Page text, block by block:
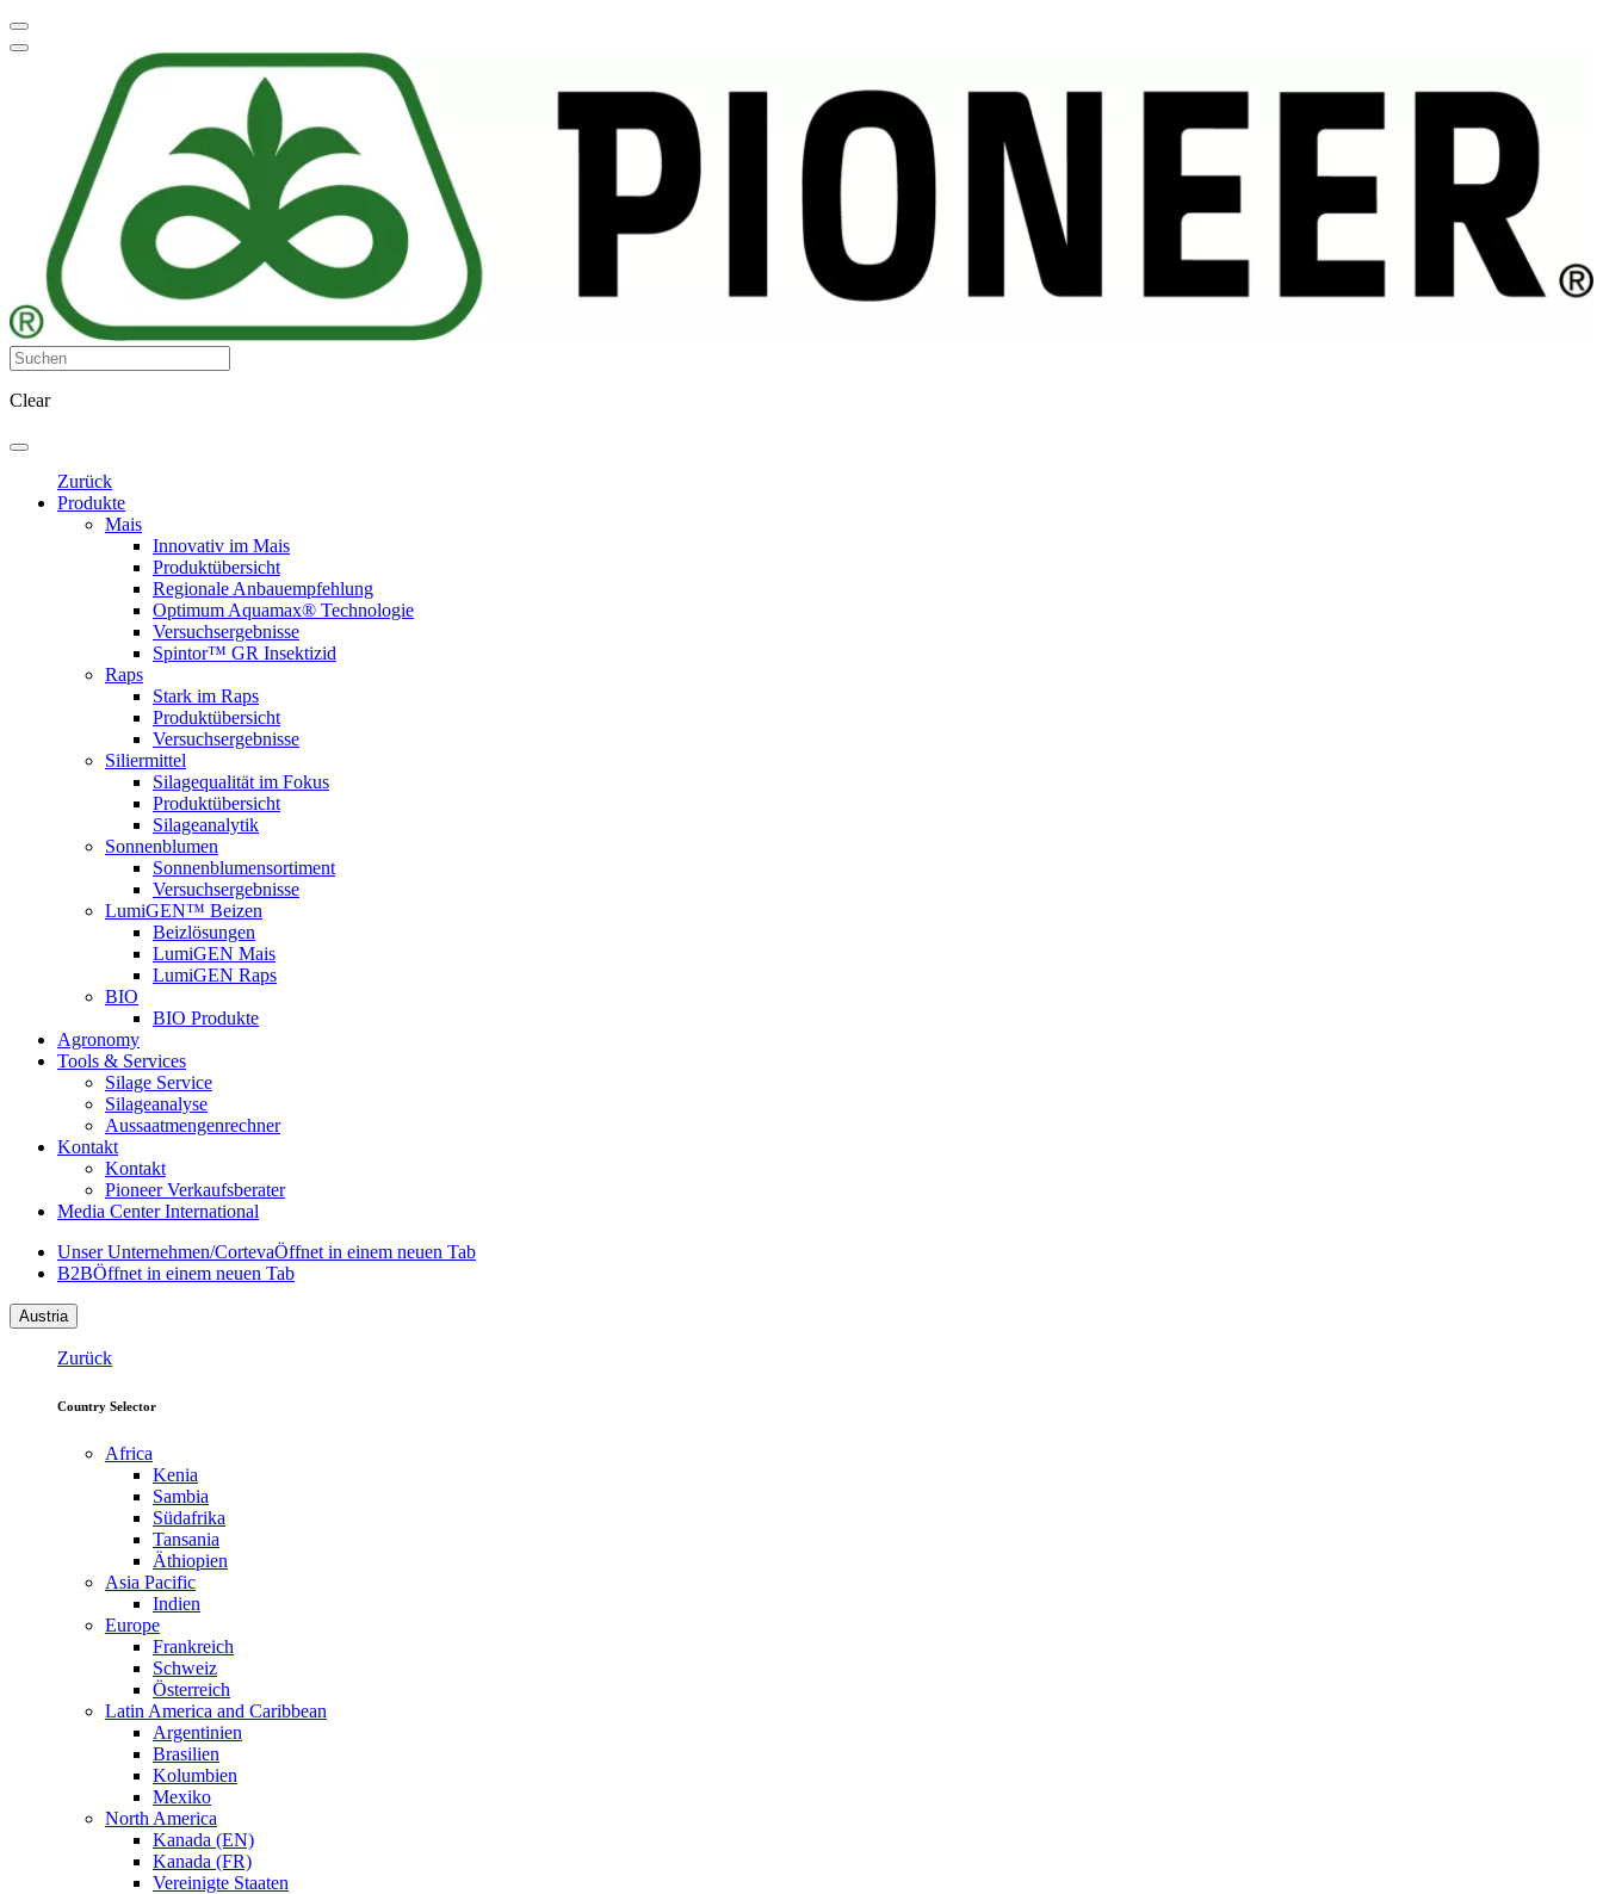
Clear
Zurück
Produkte
Mais
Innovativ im Mais
Produktübersicht
Regionale Anbauempfehlung
Optimum Aquamax® Technologie
Versuchsergebnisse
Spintor™ GR Insektizid
Raps
Stark im Raps
Produktübersicht
Versuchsergebnisse
Siliermittel
Silagequalität im Fokus
Produktübersicht
Silageanalytik
Sonnenblumen
Sonnenblumensortiment
Versuchsergebnisse
LumiGEN™ Beizen
Beizlösungen
LumiGEN Mais
LumiGEN Raps
BIO
BIO Produkte
Agronomy
Tools & Services
Silage Service
Silageanalyse
Aussaatmengenrechner
Kontakt
Kontakt
Pioneer Verkaufsberater
Media Center International
Unser Unternehmen/CortevaÖffnet in einem neuen Tab
B2BÖffnet in einem neuen Tab
Austria
Zurück
Country Selector
Africa
Kenia
Sambia
Südafrika
Tansania
Äthiopien
Asia Pacific
Indien
Europe
Frankreich
Schweiz
Österreich
Latin America and Caribbean
Argentinien
Brasilien
Kolumbien
Mexiko
North America
Kanada (EN)
Kanada (FR)
Vereinigte Staaten